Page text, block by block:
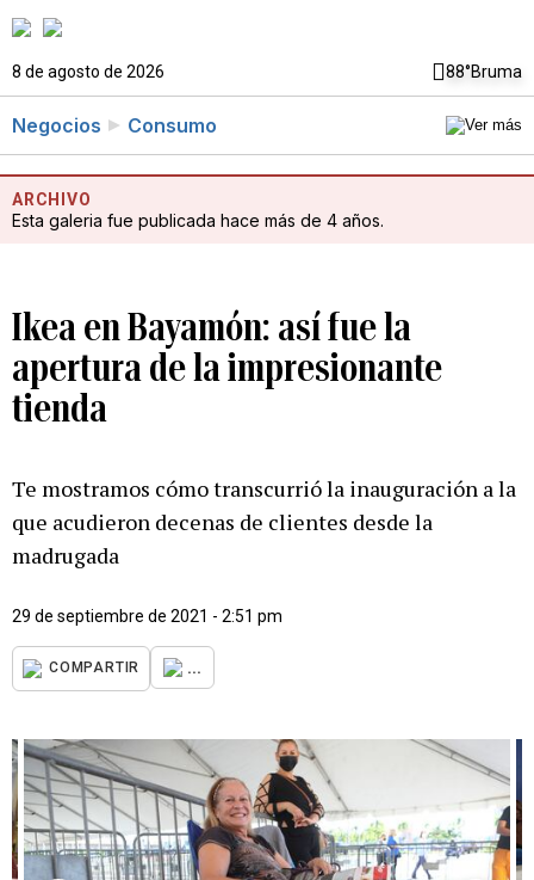
8 de agosto de 2026 88°Bruma
Negocios Consumo
ARCHIVO
Esta galeria fue publicada hace más de 4 años.
Ikea en Bayamón: así fue la
apertura de la impresionante
tienda
Te mostramos cómo transcurrió la inauguración a la
que acudieron decenas de clientes desde la
madrugada
29 de septiembre de 2021 - 2:51 pm
COMPARTIR ...